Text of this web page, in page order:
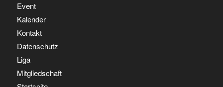
Event
Kalender
Kontakt
Datenschutz
Liga
Mitgliedschaft